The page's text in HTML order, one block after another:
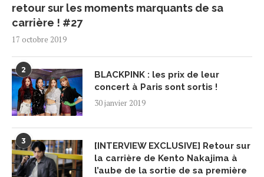
retour sur les moments marquants de sa
carrière ! #27
17 octobre 2019
2
BLACKPINK : les prix de leur
concert à Paris sont sortis !
30 janvier 2019
3
[INTERVIEW EXCLUSIVE] Retour sur
la carrière de Kento Nakajima à
l’aube de la sortie de sa première